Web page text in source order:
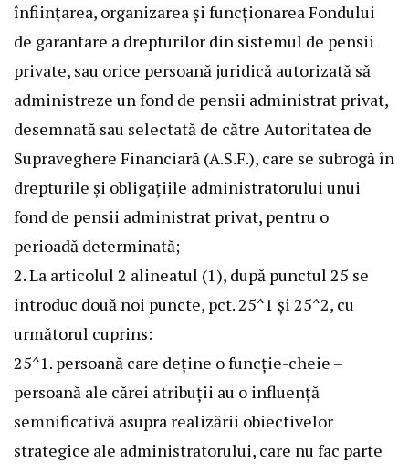
înființarea, organizarea și funcționarea Fondului
de garantare a drepturilor din sistemul de pensii
private, sau orice persoană juridică autorizată să
administreze un fond de pensii administrat privat,
desemnată sau selectată de către Autoritatea de
Supraveghere Financiară (A.S.F.), care se subrogă în
drepturile și obligațiile administratorului unui
fond de pensii administrat privat, pentru o
perioadă determinată;
2. La articolul 2 alineatul (1), după punctul 25 se
introduc două noi puncte, pct. 25^1 și 25^2, cu
următorul cuprins:
25^1. persoană care deține o funcție-cheie –
persoană ale cărei atribuții au o influență
semnificativă asupra realizării obiectivelor
strategice ale administratorului, care nu fac parte